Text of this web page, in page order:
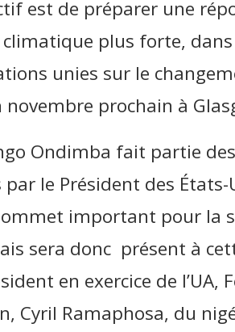
est de préparer une
plus forte,
unies sur le
novembre prochain à
Ondimba fait partie
par le Président des
important pour la
sera donc présent à
en exercice de
Cyril Ramaphosa, du